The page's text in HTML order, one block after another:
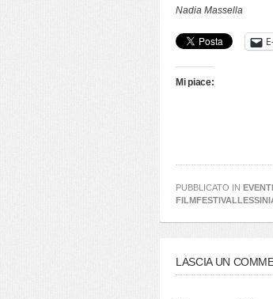
Nadia Massella
Mi piace:
PUBBLICATO IN EVENTI
LASCIA UN